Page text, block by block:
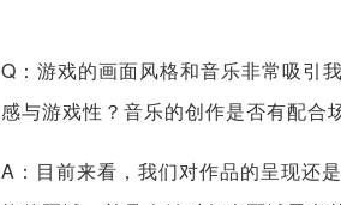
Q：游戏的画面风格和音乐非常吸引
感与游戏性？音乐的创作是否有配合
A：目前来看，我们对作品的呈现还